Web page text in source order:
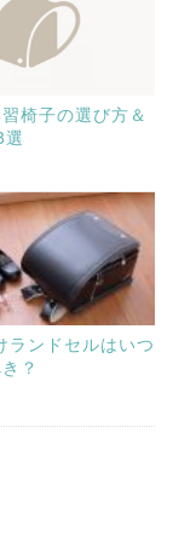
椅子の選び方＆
ランドセルはいつ
？